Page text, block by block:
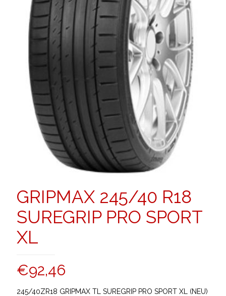
GRIPMAX 245/40 R18
SUREGRIP PRO SPORT
XL
€92,46
245/40ZR18 GRIPMAX TL SUREGRIP PRO SPORT XL (NEU)